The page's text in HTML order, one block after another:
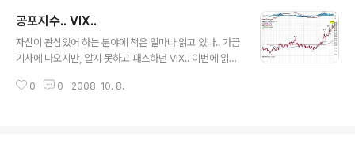
공포지수.. VIX..
자신이 관심있어 하는 분야에 책은 얼마나 읽고 있나.. 가끔
기사에 나오지만, 알지 못하고 패스하던 VIX.. 이번에 읽은
이란 것도 발견.. 우선, VIX를 가지고 시장의 상황을 분석할
0 0 2008. 10. 8.